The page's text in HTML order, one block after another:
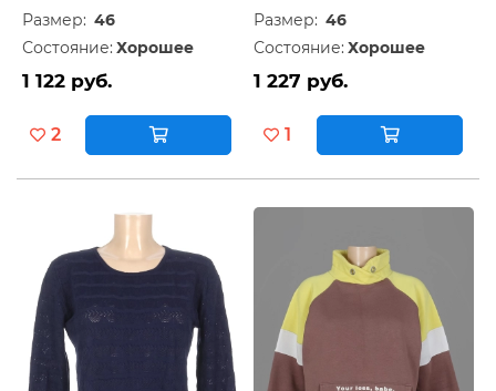
Размер: 46
Состояние: Хорошее
1 122 руб.
2
Размер: 46
Состояние: Хорошее
1 227 руб.
1